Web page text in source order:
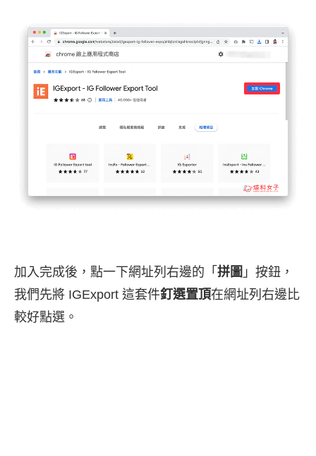
加入完成後，點一下網址列右邊的「 拼圖 」按鈕，
我們先將 IGExport 這套件釘選置頂在網址列右邊比
較好點選。